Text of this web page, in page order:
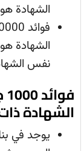
الشهادة هو 172.5 جنيه.
نفس الشهادة
الشهادة
يوجد في